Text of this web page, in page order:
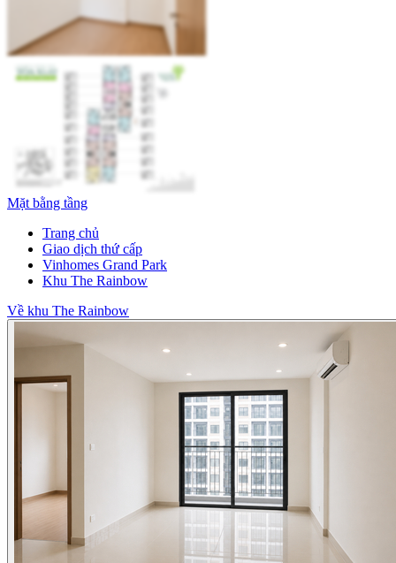
Mặt bằng tầng
Trang chủ
Giao dịch thứ cấp
Vinhomes Grand Park
Khu The Rainbow
Về khu The Rainbow